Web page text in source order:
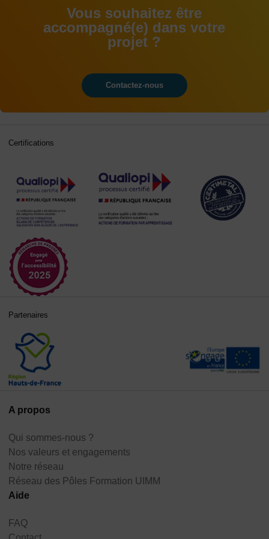
Vous souhaitez être
accompagné(e) dans votre
projet ?
Contactez-nous
A propos
Qui sommes-nous ?
Nos valeurs et engagements
Notre réseau
Réseau des Pôles Formation UIMM
Aide
FAQ
Certifications
Partenaires